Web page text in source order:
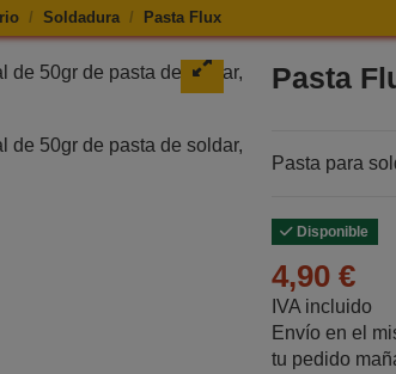
Soldadura Pasta Flux
de Pasta Flux Pasta
Pasta para
Disponible
4,90 €
IVA incluido
Envío en el
tu pedido